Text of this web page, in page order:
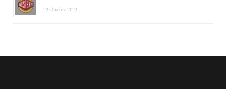
23 Ottobre 2023